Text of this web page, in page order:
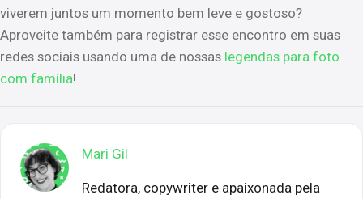
viverem juntos um momento bem leve e gostoso?
Aproveite também para registrar esse encontro em suas
redes sociais usando uma de nossas legendas para foto
com família!
Mari Gil
Redatora, copywriter e apaixonada pela